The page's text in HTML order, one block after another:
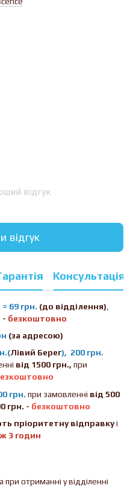
відгук
відгук
Консультація
= 69 грн. (до відділення)
- безкоштовно
(за адресою)
Лівий Берег), 200 грн.
від 1500 грн., при
грн. при замовленні від 500
грн. - безкоштовно
пріоритетну відправкуі
3 годин
при отриманні у відділенні